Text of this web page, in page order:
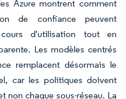
Azure montrent comment
de confiance peuvent
d'utilisation tout en
Les modèles centrés
remplacent désormais le
car les politiques doivent
non chaque sous-réseau. La